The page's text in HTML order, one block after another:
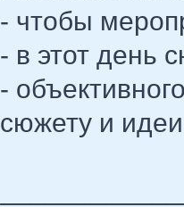
- чтобы
- в этот день
-
сюжету и